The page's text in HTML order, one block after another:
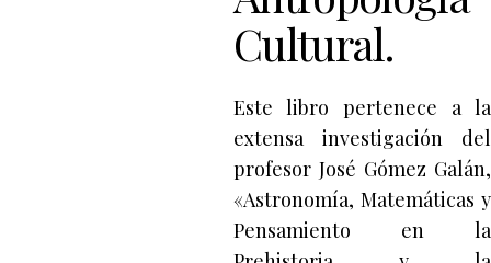
Cultural.
Este libro pertenece a la
extensa investigación del
profesor José Gómez Galán,
«Astronomía, Matemáticas y
Pensamiento en la